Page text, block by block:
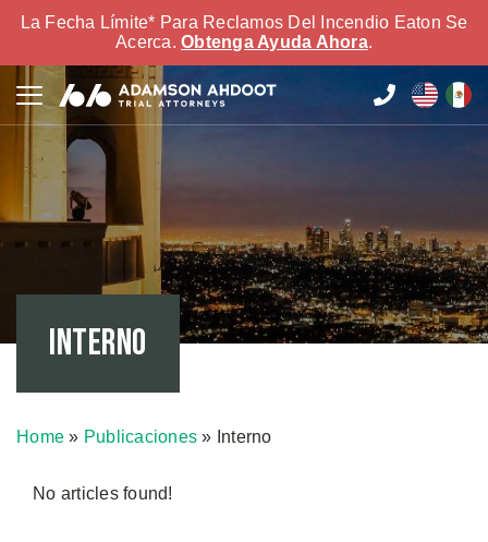
La Fecha Límite* Para Reclamos Del Incendio Eaton Se
Acerca. Obtenga Ayuda Ahora.
Interno
Home » Publicaciones » Interno
No articles found!